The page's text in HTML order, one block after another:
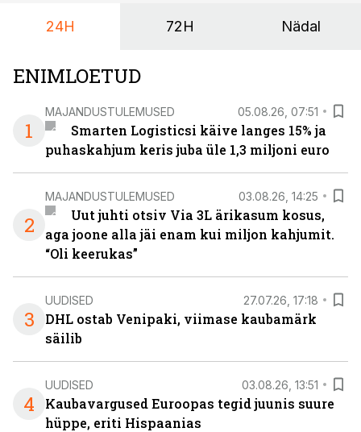
24H 72H Nädal
ENIMLOETUD
1
MAJANDUSTULEMUSED 05.08.26, 07:51
Smarten Logisticsi käive langes 15% ja
puhaskahjum keris juba üle 1,3 miljoni euro
2
MAJANDUSTULEMUSED 03.08.26, 14:25
Uut juhti otsiv Via 3L ärikasum kosus,
aga joone alla jäi enam kui miljon kahjumit.
“Oli keerukas”
3
UUDISED 27.07.26, 17:18
DHL ostab Venipaki, viimase kaubamärk
säilib
4
UUDISED 03.08.26, 13:51
Kaubavargused Euroopas tegid juunis suure
hüppe, eriti Hispaanias